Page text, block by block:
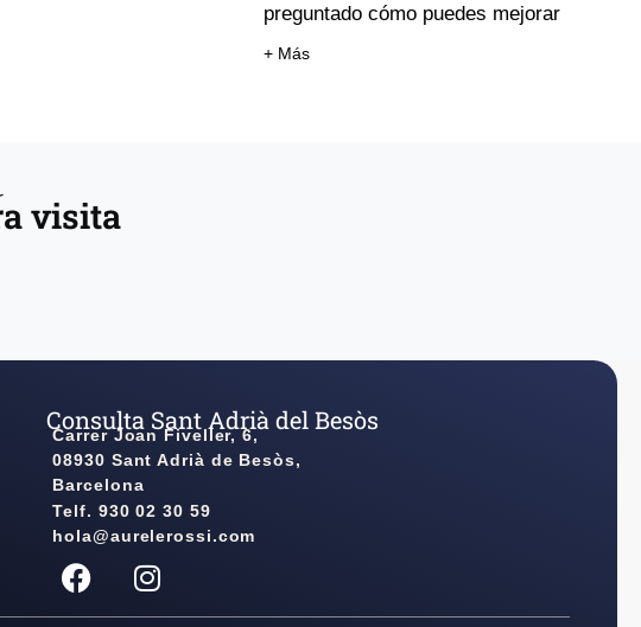
preguntado cómo puedes mejorar
+ Más
visita
Consulta Sant Adrià del Besòs
Carrer Joan Fiveller, 6,
08930 Sant Adrià de Besòs,
Barcelona
Telf. 930 02 30 59
hola@aurelerossi.com